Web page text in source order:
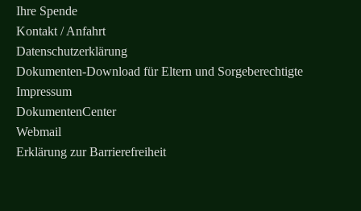
Ihre Spende
Kontakt / Anfahrt
Datenschutzerklärung
Dokumenten-Download für Eltern und Sorgeberechtigte
Impressum
DokumentenCenter
Webmail
Erklärung zur Barrierefreiheit